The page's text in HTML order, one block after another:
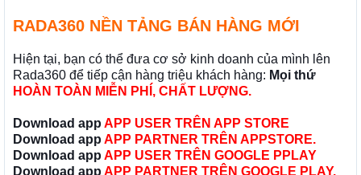
RADA360 NỀN TẢNG BÁN HÀNG MỚI
Hiện tại, bạn có thể đưa cơ sở kinh doanh của mình lên
Rada360 để tiếp cận hàng triệu khách hàng: Mọi thứ
HOÀN TOÀN MIỄN PHÍ, CHẤT LƯỢNG.
Download app APP USER TRÊN APP STORE
Download app APP PARTNER TRÊN APPSTORE.
Download app APP USER TRÊN GOOGLE PPLAY
Download app APP PARTNER TRÊN GOOGLE PLAY.